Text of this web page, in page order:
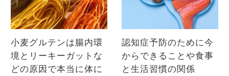
小麦グルテンは腸内環
境とリーキーガットな
どの原因で本当に体に
認知症予防のために今
からできることや食事
と生活習慣の関係